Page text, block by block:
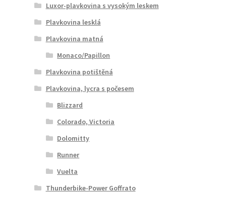
Luxor-plavkovina s vysokým leskem
Plavkovina lesklá
Plavkovina matná
Monaco/Papillon
Plavkovina potištěná
Plavkovina, lycra s počesem
Blizzard
Colorado, Victoria
Dolomitty
Runner
Vuelta
Thunderbike-Power Goffrato